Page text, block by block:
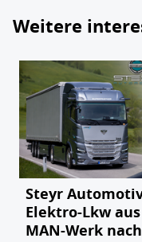
Weitere
Steyr
Elektro-Lkw
MAN-Werk